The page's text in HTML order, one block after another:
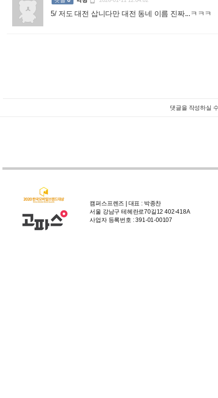
5/ 저도 대전 삽니다만 대전 동네 이름 진짜...ㅋㅋㅋ
댓글을 작성하실
캠퍼스프렌즈 | 대표 : 박종찬
서울 강남구 테헤란로70길12 402-418A
사업자 등록번호 : 391-01-00107